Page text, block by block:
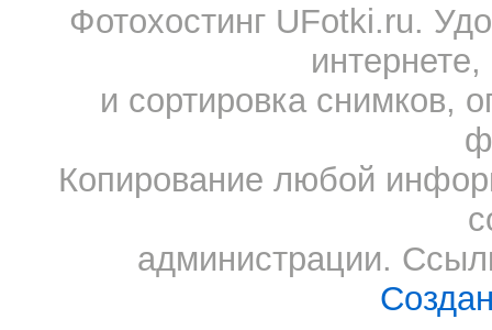
Фотохостинг UFotki.ru.
и сортировка снимков,
Копирование любой
администрации.